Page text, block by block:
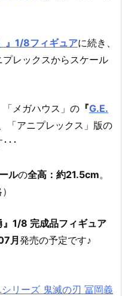
』1/8フィギュアに続き、
レックスからスケール
メガハウス」の 『G.E.
「アニプレックス」版の
･･
ルの全高：約21.5cm。
』1/8 完成品フィギュア
月発売の予定です♪
リーズ 鬼滅の刃 冨岡義